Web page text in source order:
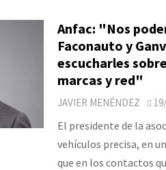
Anfac: "Nos
Faconauto y
escucharles
marcas y red"
JAVIER MENÉNDEZ
El presidente de la
vehículos precisa, en
que en los contactos